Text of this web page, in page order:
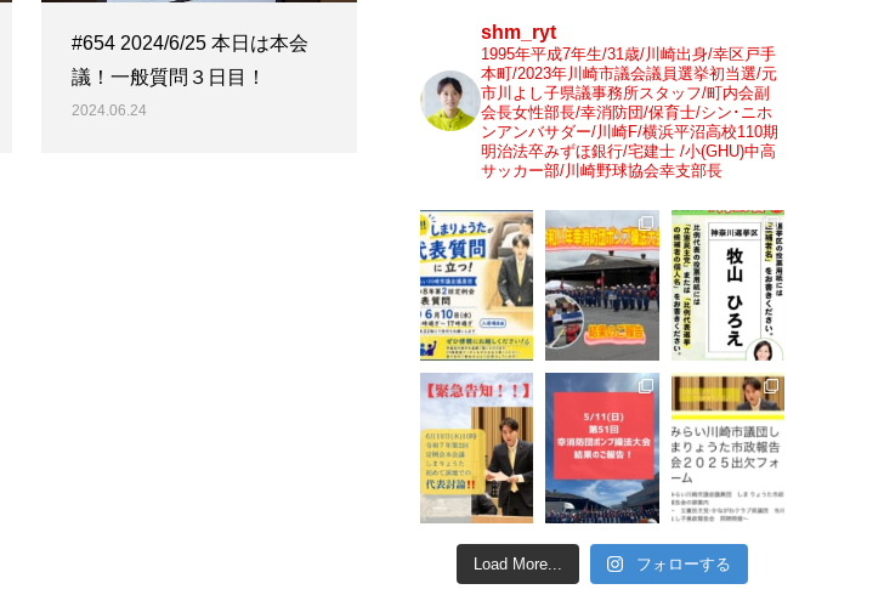
#654 2024/6/25 本日は本会
議！一般質問３日目！
2024.06.24
shm_ryt
1995年平成7年生/31歳/川崎出身/幸区戸手
本町/2023年川崎市議会議員選挙初当選/元
市川よし子県議事務所スタッフ/町内会副
会長女性部長/幸消防団/保育士/シン･ニホ
ンアンバサダー/川崎F/横浜平沼高校110期
明治法卒みずほ銀行/宅建士 /小(GHU)中高
サッカー部/川崎野球協会幸支部長
Load More... フォローする